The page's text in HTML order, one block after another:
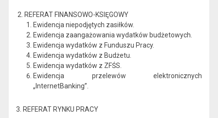
2. REFERAT FINANSOWO-KSIĘGOWY
Ewidencja niepodjętych zasiłków.
Ewidencja zaangażowania wydatków budżetowych.
Ewidencja wydatków z Funduszu Pracy.
Ewidencja wydatków z Budżetu.
Ewidencja wydatków z ZFŚS.
Ewidencja przelewów elektronicznych
„InternetBanking”.
3. REFERAT RYNKU PRACY